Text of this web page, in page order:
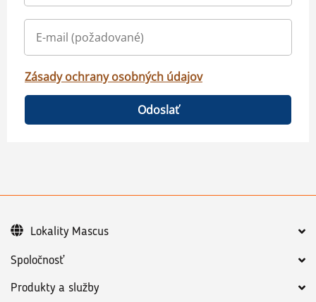
Zásady ochrany osobných údajov
Odoslať
Spoločnosť
Produkty a služby
Lokality Mascus